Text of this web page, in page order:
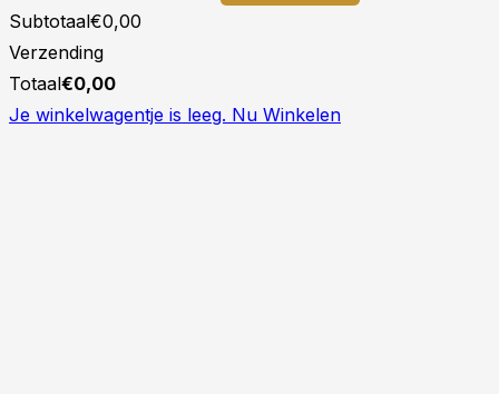
Subtotaal€0,00
Verzending
Totaal€0,00
Je winkelwagentje is leeg. Nu Winkelen